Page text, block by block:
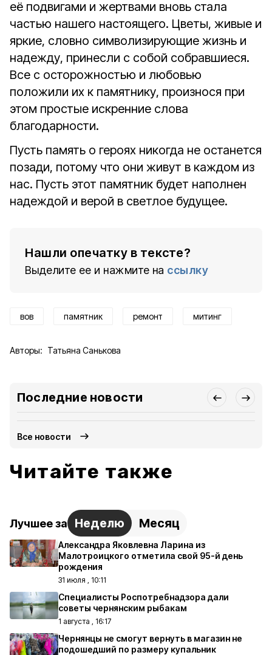
её подвигами и жертвами вновь стала
частью нашего настоящего. Цветы, живые и
яркие, словно символизирующие жизнь и
надежду, принесли с собой собравшиеся.
Все с осторожностью и любовью
положили их к памятнику, произнося при
этом простые искренние слова
благодарности.
Пусть память о героях никогда не останется
позади, потому что они живут в каждом из
нас. Пусть этот памятник будет наполнен
надеждой и верой в светлое будущее.
Нашли опечатку в тексте?
Выделите ее и нажмите на ссылку
вов памятник ремонт митинг
Авторы: Татьяна Санькова
Последние новости
Все новости
Читайте также
Лучшее за Неделю Месяц
Александра Яковлевна Ларина из
Малотроицкого отметила свой 95-й день
рождения
31 июля , 10:11
Специалисты Роспотребнадзора дали
советы чернянским рыбакам
1 августа , 16:17
Чернянцы не смогут вернуть в магазин не
подошедший по размеру купальник